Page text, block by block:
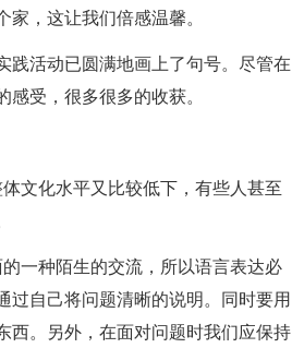
，这让我们倍感温馨。
活动已圆满地画上了句号。尽管在
受，很多很多的收获。
文化水平又比较低下，有些人甚至
一种陌生的交流，所以语言表达必
过自己将问题清晰的说明。同时要用
西。另外，在面对问题时我们应保持